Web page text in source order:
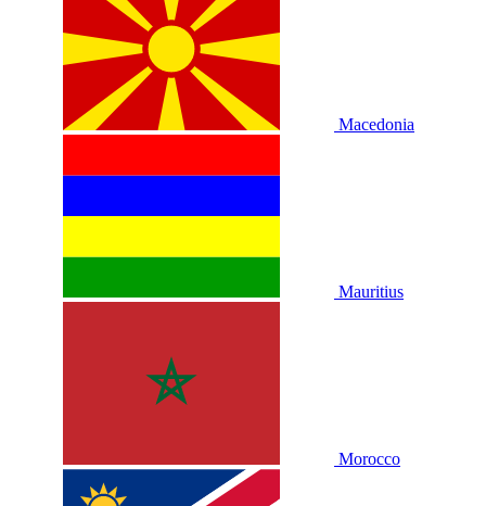
Macedonia
Mauritius
Morocco